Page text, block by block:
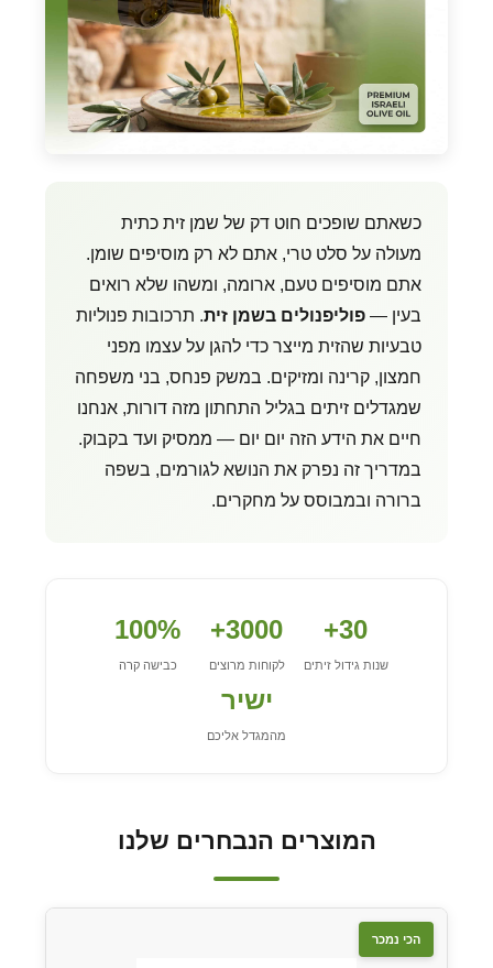
כשאתם שופכים חוט דק של שמן זית כתית
מעולה על סלט טרי, אתם לא רק מוסיפים שומן.
אתם מוסיפים טעם, ארומה, ומשהו שלא רואים
בעין — פוליפנולים בשמן זית. תרכובות פנוליות
טבעיות שהזית מייצר כדי להגן על עצמו מפני
חמצון, קרינה ומזיקים. במשק פנחס, בני משפחה
שמגדלים זיתים בגליל התחתון מזה דורות, אנחנו
חיים את הידע הזה יום יום — ממסיק ועד בקבוק.
במדריך זה נפרק את הנושא לגורמים, בשפה
ברורה ובמבוסס על מחקרים.
30+
שנות גידול זיתים
3000+
לקוחות מרוצים
100%
כבישה קרה
ישיר
מהמגדל אליכם
המוצרים הנבחרים שלנו
הכי נמכר